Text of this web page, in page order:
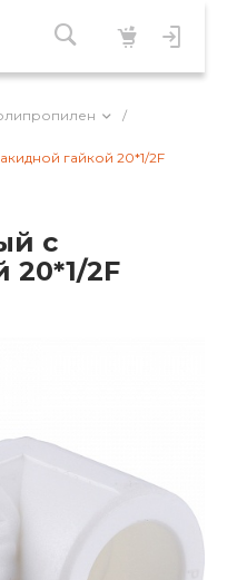
/
гайкой 20*1/2F
с
20*1/2F